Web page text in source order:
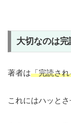
大切なのは完
著者は「完読さ
これにはハッとさ